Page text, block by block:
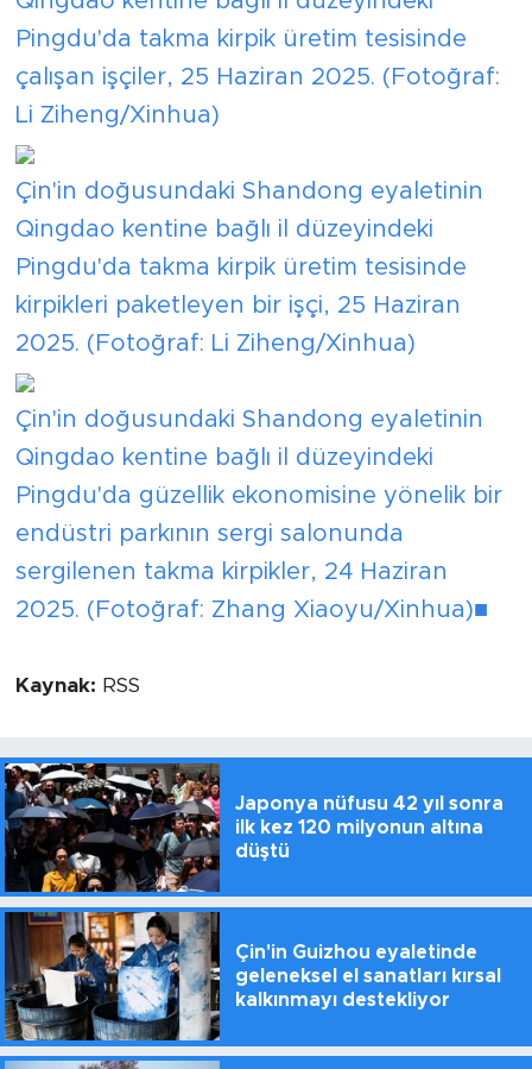
Pingdu'da takma kirpik üretim tesisinde
çalışan işçiler, 25 Haziran 2025. (Fotoğraf:
Li Ziheng/Xinhua)
Çin'in doğusundaki Shandong eyaletinin
Qingdao kentine bağlı il düzeyindeki
Pingdu'da takma kirpik üretim tesisinde
kirpikleri paketleyen bir işçi, 25 Haziran
2025. (Fotoğraf: Li Ziheng/Xinhua)
Çin'in doğusundaki Shandong eyaletinin
Qingdao kentine bağlı il düzeyindeki
Pingdu'da güzellik ekonomisine yönelik bir
endüstri parkının sergi salonunda
sergilenen takma kirpikler, 24 Haziran
2025. (Fotoğraf: Zhang Xiaoyu/Xinhua)■
Kaynak: RSS
Japonya nüfusu 42 yıl sonra
ilk kez 120 milyonun altına
düştü
Çin'in Guizhou eyaletinde
geleneksel el sanatları kırsal
kalkınmayı destekliyor